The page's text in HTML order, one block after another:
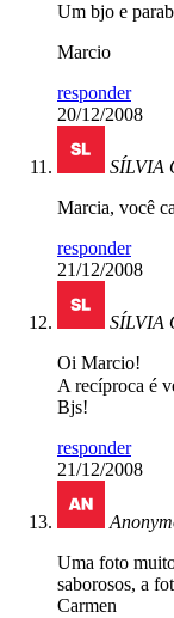
Um bjo e
Marcio
responder
20/12/2008
SÍLVIA
Marcia, você
responder
21/12/2008
SÍLVIA
Oi Marcio!
A recíproca é
Bjs!
responder
21/12/2008
Uma foto
saborosos, a
Carmen